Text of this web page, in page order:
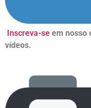
Inscreva-se em nosso
vídeos.